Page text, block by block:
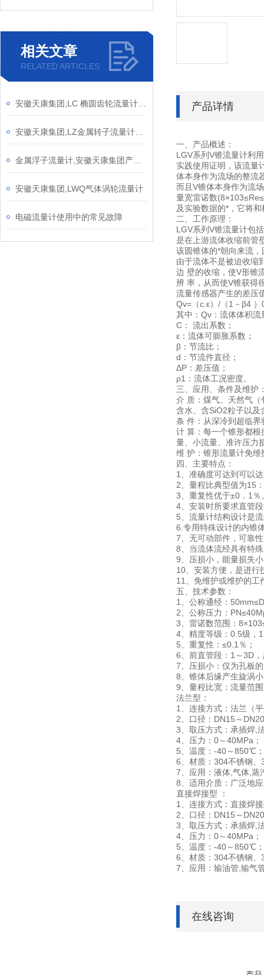
相关文章
RELATED ARTICLES
安徽天康集团,LWQ气体涡轮流量计
电磁流量计使用中的常见故障
产品详情
一、产品概述：
LGV系列V锥流量计利
实践使用证明，该流量
体本身作为流场的整流
而且V锥体本身作为流
量宽雷诺数
及实验数据的*，它将
二、工作原理：
LGV系列V锥流量计包
是在上游流体收缩前管
该圆锥体的*朝向来流
由于流体不是被迫收缩
边 壁的收缩，使V形锥
辨 率，从而使V锥获得
流量传感器产生的差压
Qv=（c.ε）/（1－β4
其中：Qv：流体体积流
C： 流出系数；
ε：流体可膨胀系数；
β：节流比；
d：节流件直径；
ΔΡ：差压值；
ρ1：流体工况密度。
三、应用、条件及维护
介 质：煤气、天然气
含水、含SiO2粒子以及
条 件：从深冷到超临
计 算：每一个锥形都
量、小流量、准许压力
维 护：锥形流量计免
四、主要特点：
1、准确度可达到可以
2、量程比典型值为15
3、重复性优于±0．1％
4、安装时所要求直管
5、流量计结构设计是
6.专用特殊设计的内锥
7、无可动部件，可靠
8、当流体流经具有特
9、压损小，能量损失
10、安装方便，是进行
11、免维护或维护的工
五、技术参数：
1、公称通经：
2、公称压力：
3、雷诺数范围：
4、精度等级：0.5级，
5、重复性：≤0.1％；
6、前直管段：1～3D
7、压损小：仅为孔板
8、锥体后缘产生旋涡
9、量程比宽：流量范
法兰型：
1、连接方式：法兰（
2、口径：DN15～
3、取压方式：承插焊,
4、压力：0～40MPa；
5、温度：-40～850℃；
6、材质：304不锈钢
7、应用：液体,气体,蒸
8、适用介质：广泛地
直接焊接型 ：
1、连接方式：直接焊
2、口径：DN15～
3、取压方式：承插焊,
4、压力：0～40MPa；
5、温度：-40～850℃；
6、材质：304不锈钢
7、应用：输油管,输气
在线咨询